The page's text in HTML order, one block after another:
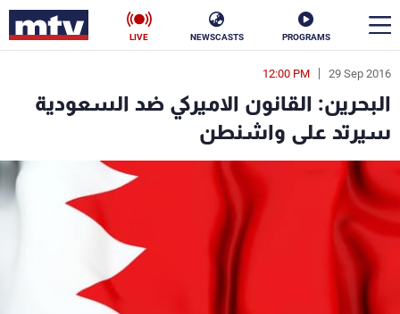
PROGRAMS
NEWSCASTS
LIVE
29 Sep 2016
12:00 PM
البحرين: القانون الاميركي ضد السعودية
سيرتد على واشنطن
en
الأخبار
سياسة ناس
إقتصاد
منوعات